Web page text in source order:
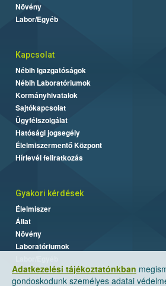
Adatkezelési tájékoztatónkban
gondoskodunk személyes adatai
Növény
Labor/Egyéb
Kapcsolat
Nébih Igazgatóságok
Nébih Laboratóriumok
Kormányhivatalok
Sajtókapcsolat
Ügyfélszolgálat
Hatósági jogsegély
Élelmiszermentő Központ
Hírlevél feliratkozás
Gyakori kérdések
Élelmiszer
Állat
Növény
Laboratóriumok